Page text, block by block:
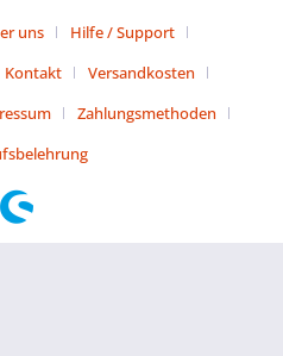
uns
Hilfe / Support
Kontakt
Versandkosten
Zahlungsmethoden